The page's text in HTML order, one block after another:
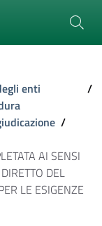
enti
/
/
AI SENSI
DEL
LE ESIGENZE